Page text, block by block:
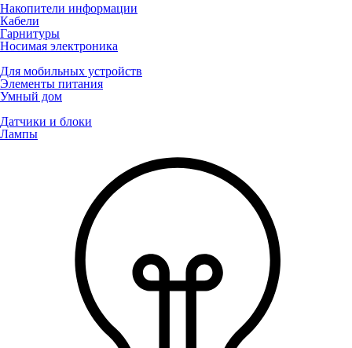
Накопители информации
Кабели
Гарнитуры
Носимая электроника
Для мобильных устройств
Элементы питания
Умный дом
Датчики и блоки
Лампы